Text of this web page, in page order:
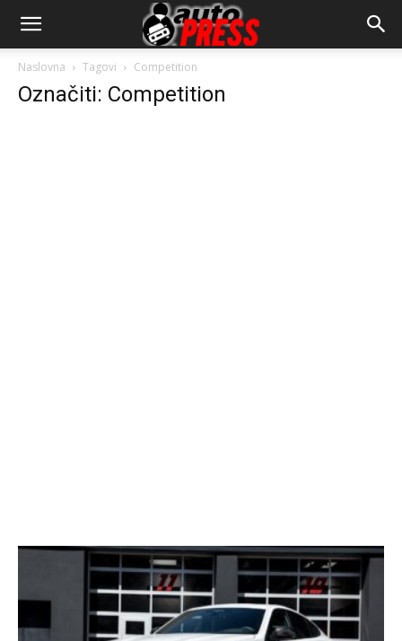
AutopressHR
Naslovna Tagovi Competition
Označiti: Competition